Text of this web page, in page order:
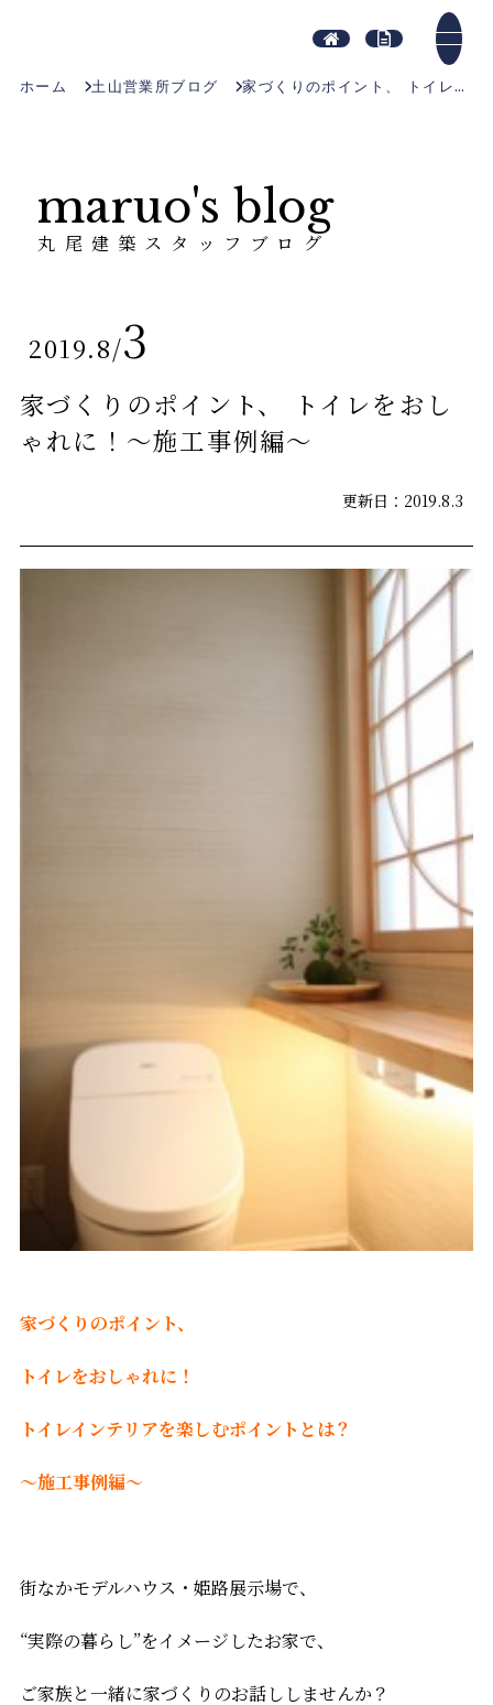
ホーム 土山営業所ブログ 家づくりのポイント、 トイレをおしゃれに！～施工事例編～
maruo's blog
丸尾建築スタッフブログ
2019.8/3
家づくりのポイント、 トイレをおし
ゃれに！～施工事例編～
更新日：2019.8.3
家づくりのポイント、
トイレをおしゃれに！
トイレインテリアを楽しむポイントとは？
～施工事例編～
街なかモデルハウス・姫路展示場で、
“実際の暮らし”をイメージしたお家で、
ご家族と一緒に家づくりのお話ししませんか？